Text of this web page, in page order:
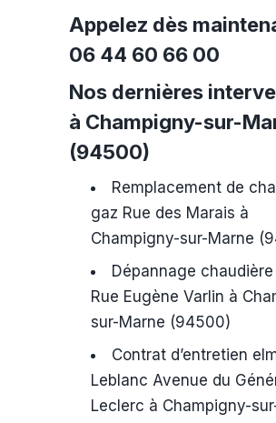
Appelez dès
06 44 60 66 00
Nos dernières
à Champigny-sur-
(94500)
Remplacement de
gaz Rue des Marais à
Champigny-sur-Marne
Dépannage
Rue Eugène Varlin à
sur-Marne (94500)
Contrat d’entretien
Leblanc Avenue du
Leclerc à Champigny-